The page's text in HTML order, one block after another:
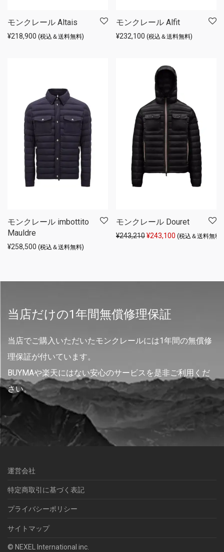
モンクレール Altais
¥218,900 (税込＆送料無料)
モンクレール Alfit
¥232,100 (税込＆送料無料)
モンクレール imbottito
Mauldre
¥258,500 (税込＆送料無料)
モンクレール Douret
¥243,210元の価格は ¥243,210 で
¥243,100 現在の価格は
(税込＆送料無料)
当店だけの1年間無償修理保証
当店でご購入いただいたモンクレールには1年間の無償修
理保証が付いています。
BUYMAや楽天にはない安心のサービスを是非ご利用くだ
さい。
運営会社
特定商取引に基づく表記
プライバシーポリシー
サイトマップ
© NEXEL International inc.